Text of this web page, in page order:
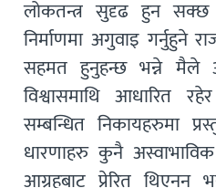
लोकतन्त्र सुदृढ हुन सक्छ
निर्माणमा अगुवाइ गर्नुहुने
सहमत हुनुहन्छ भन्ने
विश्वासमाथि आधारित
सम्बन्धित निकायहरुमा
धारणाहरु कुनै
आग्रहबाट प्रेरित